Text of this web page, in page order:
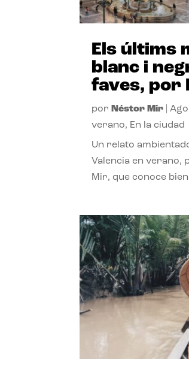
Els últims
blanc i
faves, por
por Néstor Mir |
verano, En la ciudad
Un relato
Valencia en verano,
Mir, que conoce